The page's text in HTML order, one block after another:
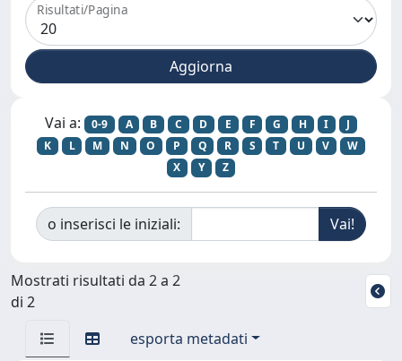
Risultati/Pagina
Vai a: 0-9 A B C D E F G H I
J
K
L M N O P Q R S T U V
W
X
Y Z
o inserisci le iniziali:
Mostrati risultati da 2 a 2
di 2
esporta metadati